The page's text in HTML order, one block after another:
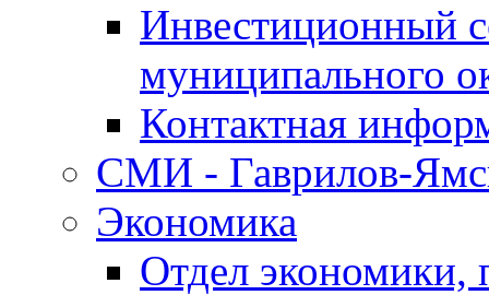
Инвестиционный
муниципального
Контактная
СМИ - Гаврилов-
Экономика
Отдел экономики,